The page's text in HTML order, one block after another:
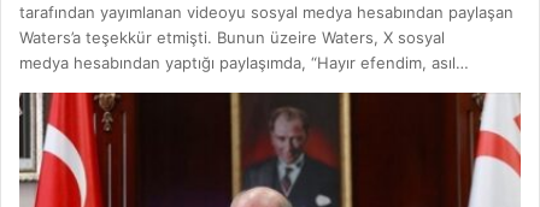
tarafından yayımlanan videoyu sosyal medya hesabından paylaşan
Waters’a teşekkür etmişti. Bunun üzeire Waters, X sosyal
medya hesabından yaptığı paylaşımda, “Hayır efendim, asıl…